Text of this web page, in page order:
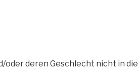
oder deren Geschlecht nicht in die